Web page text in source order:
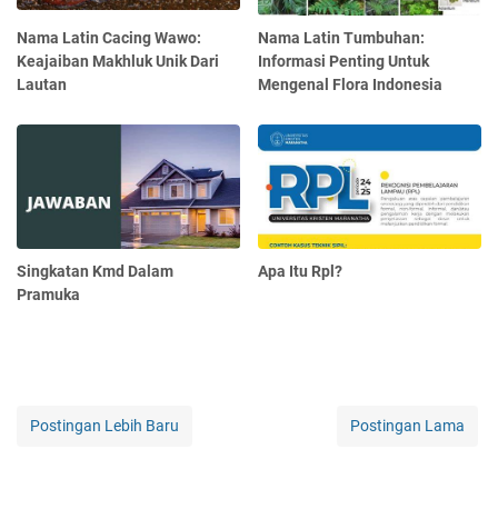
Nama Latin Cacing Wawo:
Keajaiban Makhluk Unik Dari
Lautan
Nama Latin Tumbuhan:
Informasi Penting Untuk
Mengenal Flora Indonesia
Singkatan Kmd Dalam
Pramuka
Apa Itu Rpl?
Postingan Lebih Baru Postingan Lama